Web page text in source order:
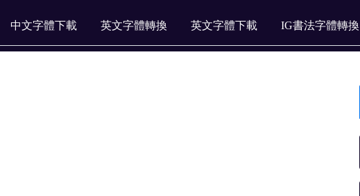
中文字體下載 英文字體轉換 英文字體下載 IG書法字體轉換